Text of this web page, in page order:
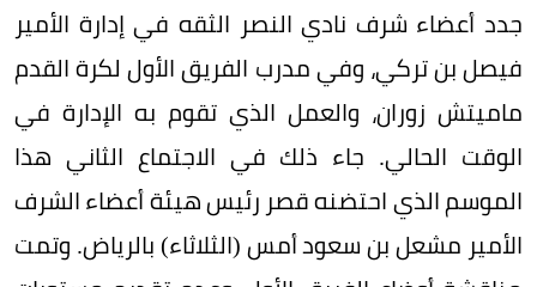
جدد أعضاء شرف نادي النصر الثقه في إدارة الأمير
فيصل بن تركي، وفي مدرب الفريق الأول لكرة القدم
ماميتش زوران، والعمل الذي تقوم به الإدارة في
الوقت الحالي. جاء ذلك في الاجتماع الثاني هذا
الموسم الذي احتضنه قصر رئيس هيئة أعضاء الشرف
الأمير مشعل بن سعود أمس (الثلاثاء) بالرياض. وتمت